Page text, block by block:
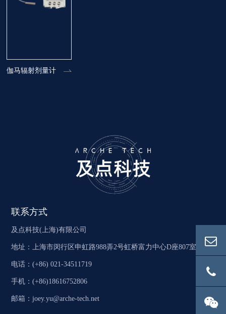
伽马辐射剂量计
联系方式
及点科技(上海)有限公司
地址：上海市闵行区申虹路988弄2号虹桥富力中心D座807室
电话：(+86) 021-34511719
手机：(+86)18616752806
邮箱：joey.yu@arche-tech.net